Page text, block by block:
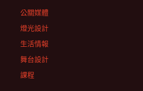
公關媒體
燈光設計
生活情報
舞台設計
課程